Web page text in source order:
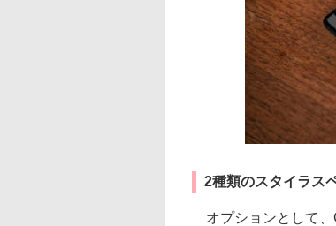
2種類のスタイラス
オプションとして、